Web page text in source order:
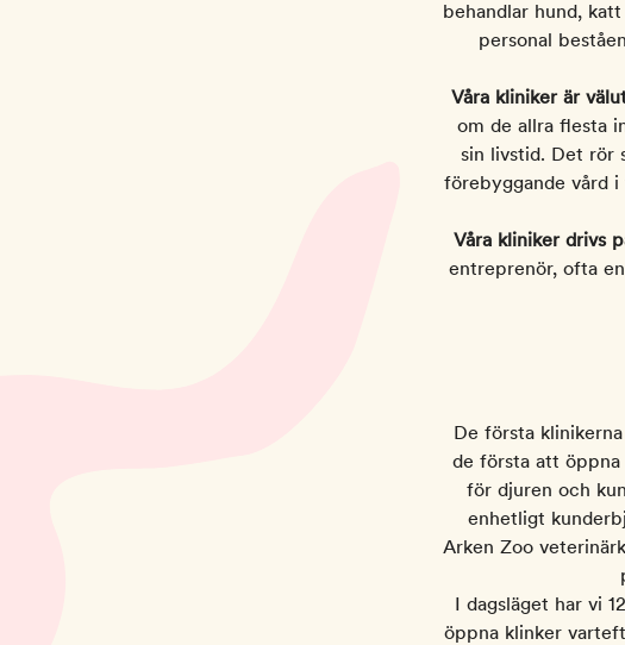
behandlar hund,
personal
Våra kliniker är
om de allra flesta
sin livstid. Det rör
förebyggande vård i
Våra kliniker drivs
entreprenör, ofta
De första
de första att öppna
för djuren och
enhetligt
Arken Zoo
I dagsläget har vi
öppna klinker